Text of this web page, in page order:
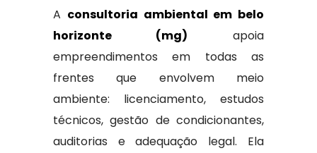
A consultoria ambiental em belo
horizonte (mg) apoia
empreendimentos em todas as
frentes que envolvem meio
ambiente: licenciamento, estudos
técnicos, gestão de condicionantes,
auditorias e adequação legal. Ela